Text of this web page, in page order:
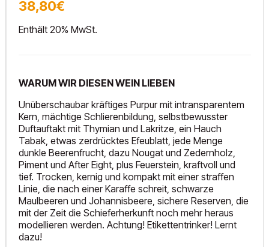
38,80€
Enthält 20% MwSt.
WARUM WIR DIESEN WEIN LIEBEN
Unüberschaubar kräftiges Purpur mit intransparentem
Kern, mächtige Schlierenbildung, selbstbewusster
Duftauftakt mit Thymian und Lakritze, ein Hauch
Tabak, etwas zerdrücktes Efeublatt, jede Menge
dunkle Beerenfrucht, dazu Nougat und Zedernholz,
Piment und After Eight, plus Feuerstein, kraftvoll und
tief. Trocken, kernig und kompakt mit einer straffen
Linie, die nach einer Karaffe schreit, schwarze
Maulbeeren und Johannisbeere, sichere Reserven, die
mit der Zeit die Schieferherkunft noch mehr heraus
modellieren werden. Achtung! Etikettentrinker! Lernt
dazu!